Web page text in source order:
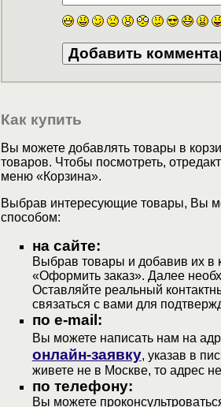
Как купить
Вы можете добавлять товары в
товаров. Чтобы посмотреть,
меню «Корзина».
Выбрав интересующие товары, Вы
способом:
на сайте:
Выбрав товары и добавив их в
«Оформить заказ». Далее
Оставляйте реальный
связаться с вами для
по e-mail:
Вы можете написать нам на
онлайн-заявку, указав в
живете не в Москве, то адрес
по телефону:
Вы можете